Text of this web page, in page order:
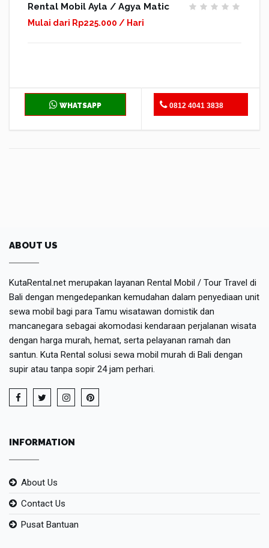
Rental Mobil Ayla / Agya Matic
Mulai dari Rp225.000 / Hari
WHATSAPP 0812 4041 3838
ABOUT US
KutaRental.net merupakan layanan Rental Mobil / Tour Travel di
Bali dengan mengedepankan kemudahan dalam penyediaan unit
sewa mobil bagi para Tamu wisatawan domistik dan
mancanegara sebagai akomodasi kendaraan perjalanan wisata
dengan harga murah, hemat, serta pelayanan ramah dan
santun. Kuta Rental solusi sewa mobil murah di Bali dengan
supir atau tanpa sopir 24 jam perhari.
INFORMATION
About Us
Contact Us
Pusat Bantuan